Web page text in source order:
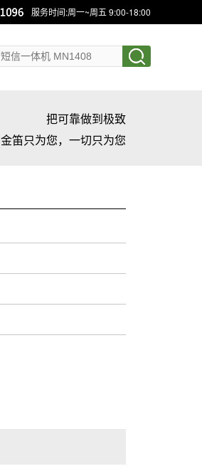
服务时间:周一~周五 9:00-18:00
把可靠做到极致
金笛只为您，一切只为您